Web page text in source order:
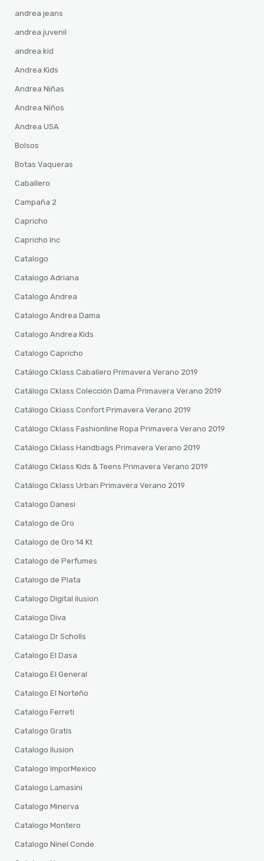
andrea jeans
andrea juvenil
andrea kid
Andrea Kids
Andrea Niñas
Andrea Niños
Andrea USA
Bolsos
Botas Vaqueras
Caballero
Campaña 2
Capricho
Capricho Inc
Catalogo
Catalogo Adriana
Catalogo Andrea
Catalogo Andrea Dama
Catalogo Andrea Kids
Catalogo Capricho
Catálogo Cklass Caballero Primavera Verano 2019
Catálogo Cklass Colección Dama Primavera Verano 2019
Catálogo Cklass Confort Primavera Verano 2019
Catálogo Cklass Fashionline Ropa Primavera Verano 2019
Catálogo Cklass Handbags Primavera Verano 2019
Catálogo Cklass Kids & Teens Primavera Verano 2019
Catálogo Cklass Urban Primavera Verano 2019
Catalogo Danesi
Catalogo de Oro
Catalogo de Oro 14 Kt
Catalogo de Perfumes
Catalogo de Plata
Catalogo Digital ilusion
Catalogo Diva
Catalogo Dr Scholls
Catalogo El Dasa
Catalogo El General
Catalogo El Norteño
Catalogo Ferreti
Catalogo Gratis
Catalogo Ilusion
Catalogo ImporMexico
Catalogo Lamasini
Catalogo Minerva
Catalogo Montero
Catalogo Ninel Conde